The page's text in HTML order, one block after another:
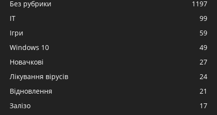
Без рубрики
1197
IT
99
Ігри
59
Windows 10
49
Новачкові
27
Лікування вірусів
24
Відновлення
21
Залізо
17